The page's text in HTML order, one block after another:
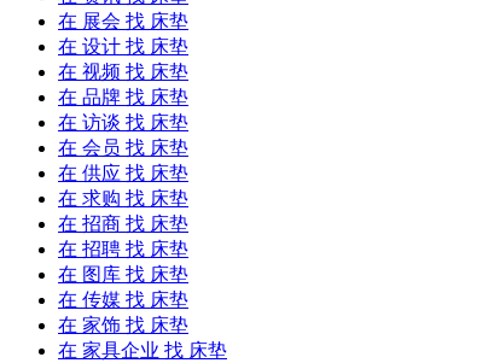
在 展会 找 床垫
在 设计 找 床垫
在 视频 找 床垫
在 品牌 找 床垫
在 访谈 找 床垫
在 会员 找 床垫
在 供应 找 床垫
在 求购 找 床垫
在 招商 找 床垫
在 招聘 找 床垫
在 图库 找 床垫
在 传媒 找 床垫
在 家饰 找 床垫
在 家具企业 找 床垫